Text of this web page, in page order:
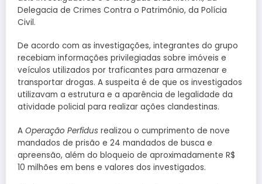
Delegacia de Crimes Contra o Patrimônio, da Polícia
Civil.
De acordo com as investigações, integrantes do grupo
recebiam informações privilegiadas sobre imóveis e
veículos utilizados por traficantes para armazenar e
transportar drogas. A suspeita é de que os investigados
utilizavam a estrutura e a aparência de legalidade da
atividade policial para realizar ações clandestinas.
A Operação Perfidus realizou o cumprimento de nove
mandados de prisão e 24 mandados de busca e
apreensão, além do bloqueio de aproximadamente R$
10 milhões em bens e valores dos investigados.